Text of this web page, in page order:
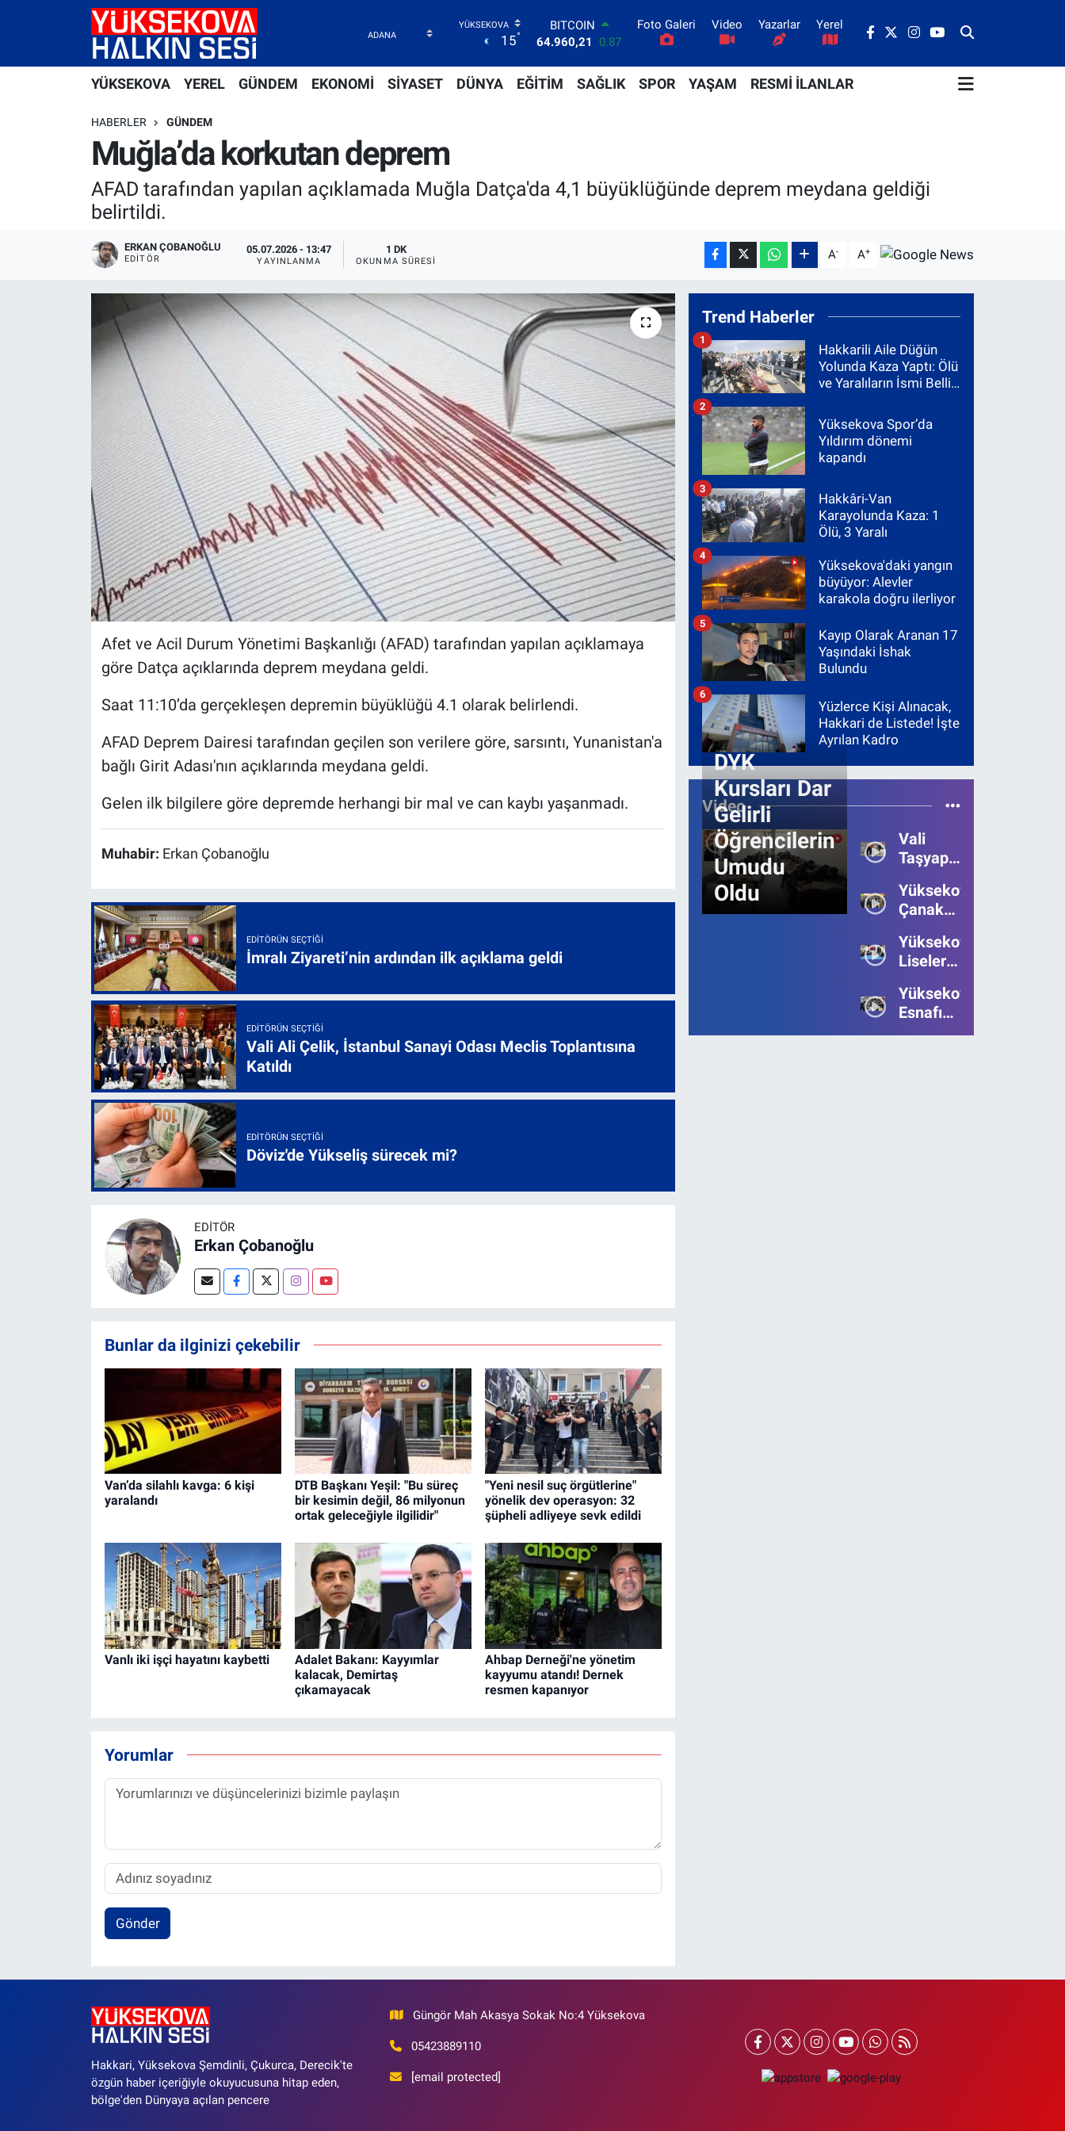
15°
64.960,21
0.87
DOLAR
EURO
55,2510 0.32
13.779
-14
Foto Galeri Video Yazarlar Yerel
YÜKSEKOVA YEREL GÜNDEM EKONOMİ SİYASET DÜNYA EĞİTİM SAĞLIK SPOR YAŞAM RESMİ İLANLAR
HABERLER GÜNDEM
Muğla’da korkutan deprem
AFAD tarafından yapılan açıklamada Muğla Datça'da 4,1 büyüklüğünde deprem meydana geldiği
belirtildi.
ERKAN ÇOBANOĞLU
EDITÖR
05.07.2026 - 13:47
YAYINLANMA
1 DK
OKUNMA SÜRESI A- A+
Afet ve Acil Durum Yönetimi Başkanlığı (AFAD) tarafından yapılan açıklamaya
göre Datça açıklarında deprem meydana geldi.
Saat 11:10’da gerçekleşen depremin büyüklüğü 4.1 olarak belirlendi.
AFAD Deprem Dairesi tarafından geçilen son verilere göre, sarsıntı, Yunanistan'a
bağlı Girit Adası'nın açıklarında meydana geldi.
Gelen ilk bilgilere göre depremde herhangi bir mal ve can kaybı yaşanmadı.
Muhabir: Erkan Çobanoğlu
EDITÖRÜN SEÇTIĞI
İmralı Ziyareti’nin ardından ilk açıklama geldi
EDITÖRÜN SEÇTIĞI
Vali Ali Çelik, İstanbul Sanayi Odası Meclis Toplantısına
Katıldı
EDITÖRÜN SEÇTIĞI
Döviz'de Yükseliş sürecek mi?
EDITÖR
Erkan Çobanoğlu
Bunlar da ilginizi çekebilir
Van’da silahlı kavga: 6 kişi
yaralandı
DTB Başkanı Yeşil: "Bu süreç
bir kesimin değil, 86 milyonun
ortak geleceğiyle ilgilidir"
"Yeni nesil suç örgütlerine"
yönelik dev operasyon: 32
şüpheli adliyeye sevk edildi
Vanlı iki işçi hayatını kaybetti
Adalet Bakanı: Kayyımlar
kalacak, Demirtaş
çıkamayacak
Ahbap Derneği'ne yönetim
kayyumu atandı! Dernek
resmen kapanıyor
Yorumlar
Gönder
Trend Haberler
Hakkarili Aile Düğün
Yolunda Kaza Yaptı: Ölü
ve Yaralıların İsmi Belli
1
Yüksekova Spor’da
Yıldırım dönemi
kapandı
2
Hakkâri-Van
Karayolunda Kaza: 1
Ölü, 3 Yaralı
3
Yüksekova'daki yangın
büyüyor: Alevler
karakola doğru ilerliyor
4
Kayıp Olarak Aranan 17
Yaşındaki İshak
Bulundu
5
Yüzlerce Kişi Alınacak,
Hakkari de Listede! İşte
Ayrılan Kadro
6
Video
DYK
Kursları Dar
Gelirli
Öğrencilerin
Umudu
Oldu
Vali
Taşyapan,
Bölgesinde
İncelemelerde
Bulundu
Yüksekova’da
Çanakkale
111.Yılı
Kutlandı
Yüksekova’da
Liseler
Bilgi
Yarışmasının
Birincisi
Yüksekova
Esnafı
Bayrama
Hakkari, Yüksekova Şemdinli, Çukurca, Derecik'te
özgün haber içeriğiyle okuyucusuna hitap eden,
bölge'den Dünyaya açılan pencere
Güngör Mah Akasya Sokak No:4 Yüksekova
05423889110
[email protected]
Yüksekova Nöbetçi Eczaneler
Yüksekova Trafik Yoğunluk Haritası
Süper Lig Puan Durumu ve Fikstür
Tüm Manşetler
Son Dakika Haberleri